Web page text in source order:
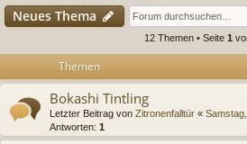
riff
Neues Thema
12 Themen • Seite 1
Themen
Bokashi Tintling
Letzter Beitrag von Zitronenfalltür «
Antworten: 1